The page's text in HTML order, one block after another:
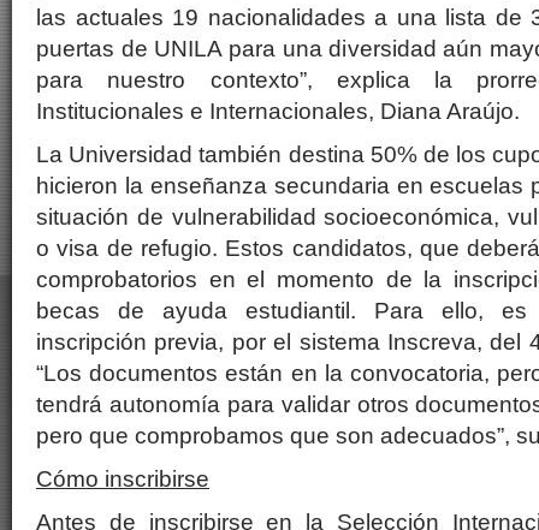
las actuales 19 nacionalidades a una lista de
puertas de UNILA para una diversidad aún
para nuestro contexto”, explica la
Institucionales e Internacionales, Diana Araújo.
La Universidad también destina 50% de los
hicieron la enseñanza secundaria en escuelas
situación de vulnerabilidad socioeconómica,
o visa de refugio. Estos candidatos, que
comprobatorios en el momento de la
becas de ayuda estudiantil. Para ello, es
inscripción previa, por el sistema Inscreva, del
“Los documentos están en la convocatoria,
tendrá autonomía para validar otros
pero que comprobamos que son adecuados”,
Cómo inscribirse
Antes de inscribirse en la Selección